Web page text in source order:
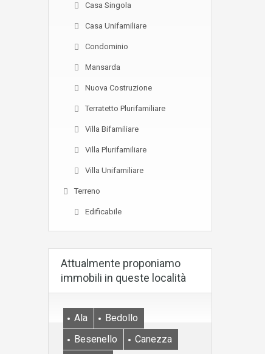
Casa Singola
Casa Unifamiliare
Condominio
Mansarda
Nuova Costruzione
Terratetto Plurifamiliare
Villa Bifamiliare
Villa Plurifamiliare
Villa Unifamiliare
Terreno
Edificabile
Attualmente proponiamo
immobili in queste località
Ala
Bedollo
Besenello
Canezza